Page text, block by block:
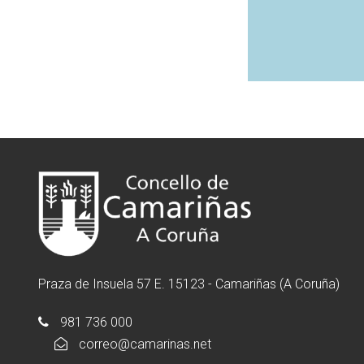
Praza de Insuela 57 E. 15123 - Camariñas (A Coruña)
981 736 000
correo@camarinas.net